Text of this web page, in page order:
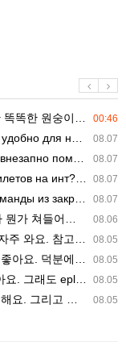
00:46
게 있다는게 문제.
08.07
нашего часово…
08.07
https:/…
08.07
инт? https://g…
08.07
квали…
08.06
지 저걸 전쟁준비라고 하…
08.05
인할 때 출처 꼭 체크해요.…
08.05
계 채널 먼저 찾아봐요. …
08.05
널 먼저 찾아봐요. 북마크…
08.05
출처 꼭 체크해요. 앞…